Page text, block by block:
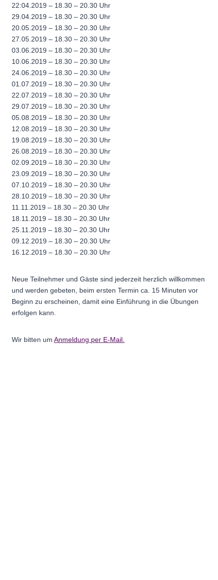
22:04.2019 – 18.30 – 20.30 Uhr
29.04.2019 – 18.30 – 20.30 Uhr
20.05.2019 – 18.30 – 20.30 Uhr
27.05.2019 – 18.30 – 20.30 Uhr
03.06.2019 – 18.30 – 20.30 Uhr
10.06.2019 – 18.30 – 20.30 Uhr
24.06.2019 – 18.30 – 20.30 Uhr
01.07.2019 – 18.30 – 20.30 Uhr
22.07.2019 – 18.30 – 20.30 Uhr
29.07.2019 – 18.30 – 20.30 Uhr
05.08.2019 – 18.30 – 20.30 Uhr
12.08.2019 – 18.30 – 20.30 Uhr
19.08.2019 – 18.30 – 20.30 Uhr
26.08.2019 – 18.30 – 20.30 Uhr
02.09.2019 – 18.30 – 20.30 Uhr
23.09.2019 – 18.30 – 20.30 Uhr
07.10.2019 – 18.30 – 20.30 Uhr
28.10.2019 – 18.30 – 20.30 Uhr
11.11.2019 – 18.30 – 20.30 Uhr
18.11.2019 – 18.30 – 20.30 Uhr
25.11.2019 – 18.30 – 20.30 Uhr
09.12.2019 – 18.30 – 20.30 Uhr
16.12.2019 – 18.30 – 20.30 Uhr
Neue Teilnehmer und Gäste sind jederzeit herzlich willkommen
und werden gebeten, beim ersten Termin ca. 15 Minuten vor
Beginn zu erscheinen, damit eine Einführung in die Übungen
erfolgen kann.
Wir bitten um Anmeldung per E-Mail.